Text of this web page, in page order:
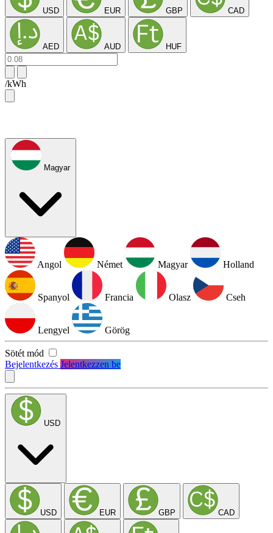
USD EUR GBP CAD
AED AUD HUF
/kWh
Magyar
Angol Német Magyar Holland
Spanyol Francia Olasz Cseh
Lengyel Görög
Sötét mód
Bejelentkezés Jelentkezzen be
USD
USD EUR GBP CAD